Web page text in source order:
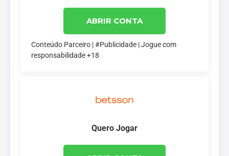
ABRIR CONTA
Conteúdo Parceiro | #Publicidade | Jogue com
responsabilidade +18
Quero Jogar